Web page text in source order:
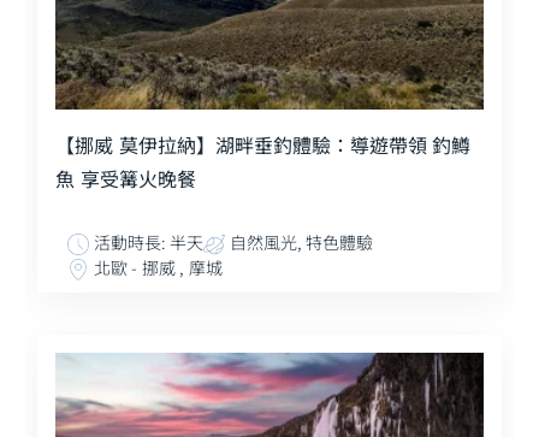
【挪威 莫伊拉納】湖畔垂釣體驗：導遊帶領 釣鱒
魚 享受篝火晚餐
活動時長: 半天
自然風光, 特色體驗
北歐 - 挪威 , 摩城